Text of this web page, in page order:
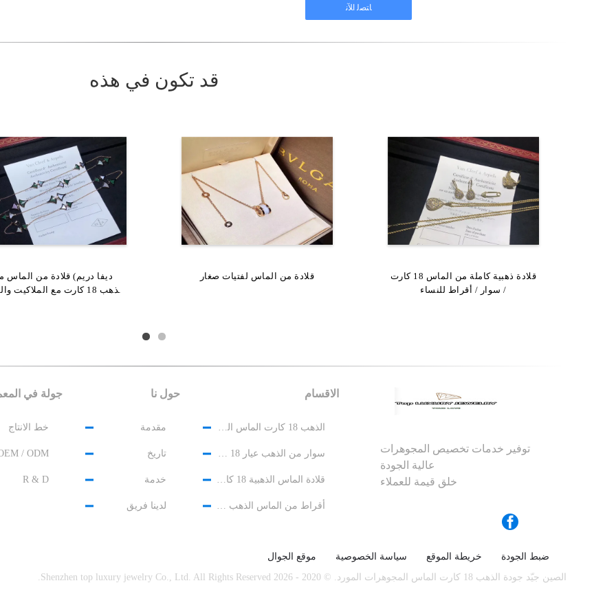
قد تكون في هذه
الذهب 18 كارت مع الملاكيت
قلادة من الماس لفتيات صغار
قلادة ذهبية كاملة من الماس 18 كارت
/ سوار / أقراط للنساء
حجم كبير 18 كارت من الذهب
وشركائه قلادة مفاتيح مع
المجوهرات الراقية 18 كارت الذهب
قلادة ذهبية من الذهب 18 كارت مع
قلادة الماس المتاحة
توفير خدمات تخصيص المجوهرات
عالية الجودة
خلق قيمة للعملاء
الاقسام
الذهب 18 كارت الماس المجوهرات
سوار من الذهب عيار 18 قيراط مرصع بالألماس
قلادة الماس الذهبية 18 كارت
أقراط من الماس الذهب 18 كارت
حول نا
مقدمة
تاريخ
خدمة
لدينا فريق
جولة في
خط الانتاج
/ ODM
R & D
ضبط الجودة خريطة الموقع سياسة الخصوصية
موقع الجوال
الصين جيّد جودة الذهب 18 كارت الماس المجوهرات المورد. © 2020 - 2026 Shenzhen top luxury jewelry Co., Ltd. All Rights Reserved.